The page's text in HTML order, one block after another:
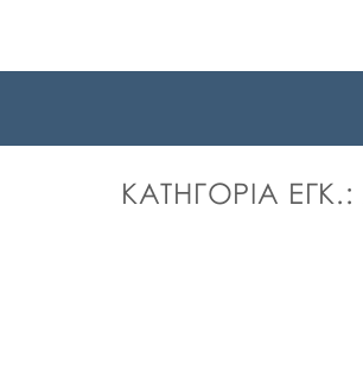
ΚΑΤΗΓΟΡΊΑ ΕΓΚ.: